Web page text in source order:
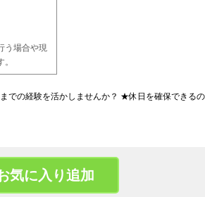
う場合や現
での経験を活かしませんか？ ★休日を確保できる
気に入り追加